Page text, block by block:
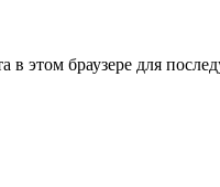
в этом браузере для